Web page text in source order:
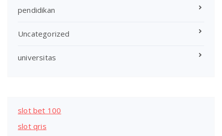
pendidikan
Uncategorized
universitas
slot bet 100
slot qris